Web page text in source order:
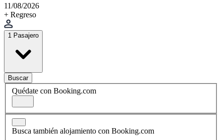
11/08/2026
+ Regreso
1 Pasajero
Buscar
Quédate con Booking.com
Busca también alojamiento con Booking.com